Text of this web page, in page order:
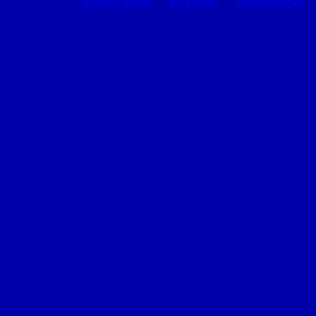
ATELIERS ZIGZAG BILLETTERIE TRANSMISSIONS